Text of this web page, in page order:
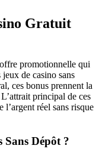
Gratuit
promotionnelle qui
de casino sans
ces bonus prennent la
principal de ces
l’argent réel sans risque
Sans Dépôt ?